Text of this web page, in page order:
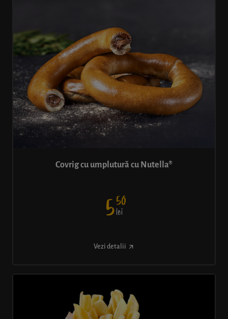
Covrig cu umplutură cu Nutella®
550
lei
Vezi detalii